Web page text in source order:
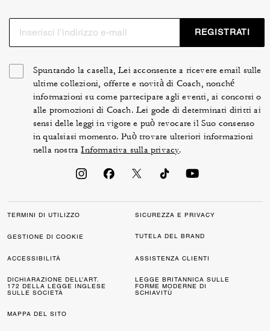
REGISTRATI
Spuntando la casella, Lei acconsente a ricevere email sulle
ultime collezioni, offerte e novità di Coach, nonché
informazioni su come partecipare agli eventi, ai concorsi o
alle promozioni di Coach. Lei gode di determinati diritti ai
sensi delle leggi in vigore e può revocare il Suo consenso
in qualsiasi momento. Può trovare ulteriori informazioni
nella nostraInformativa sulla privacy.
TERMINI DI UTILIZZO SICUREZZA E PRIVACY
GESTIONE DI COOKIE TUTELA DEL BRAND
ACCESSIBILITÀ ASSISTENZA CLIENTI
DICHIARAZIONE DELL’ART.
172 DELLA LEGGE INGLESE
SULLE SOCIETÀ
LEGGE BRITANNICA SULLE
FORME MODERNE DI
SCHIAVITÙ
MAPPA DEL SITO